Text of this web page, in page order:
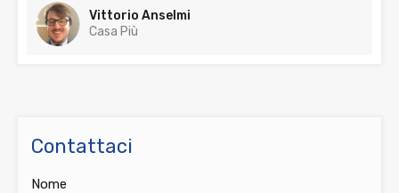
Vittorio Anselmi
Casa Più
Contattaci
Nome